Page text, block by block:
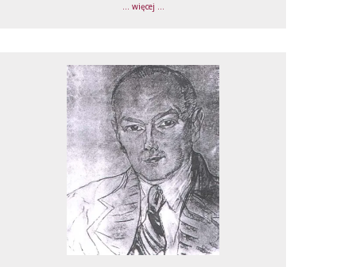
... więcej ...